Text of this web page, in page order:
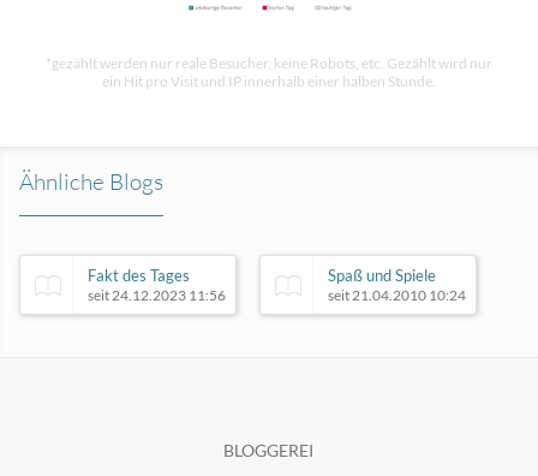
*gezählt werden nur reale Besucher, keine Robots, etc. Gezählt wird nur
ein Hit pro Visit und IP innerhalb einer halben Stunde.
Ähnliche Blogs
Fakt des Tages
seit 24.12.2023 11:56
Spaß und Spiele
seit 21.04.2010 10:24
BLOGGEREI